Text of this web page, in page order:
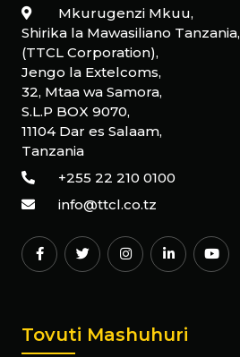
Mkurugenzi Mkuu,
Shirika la Mawasiliano Tanzania,
(TTCL Corporation),
Jengo la Extelcoms,
32, Mtaa wa Samora,
S.L.P BOX 9070,
11104 Dar es Salaam,
Tanzania
+255 22 210 0100
info@ttcl.co.tz
Tovuti Mashuhuri